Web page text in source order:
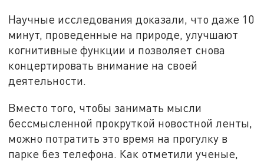
Научные исследования доказали, что даже 10
минут, проведенные на природе, улучшают
когнитивные функции и позволяет снова
концертировать внимание на своей
деятельности.
Вместо того, чтобы занимать мысли
бессмысленной прокруткой новостной ленты,
можно потратить это время на прогулку в
парке без телефона. Как отметили ученые,